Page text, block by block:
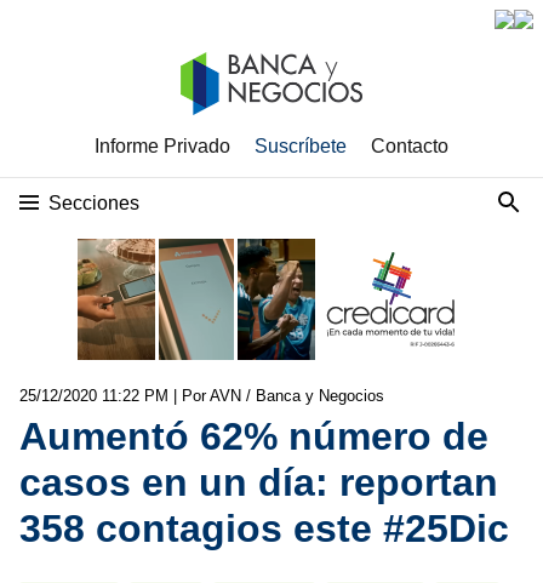
Informe Privado Suscríbete Contacto
Secciones
25/12/2020 11:22 PM | Por AVN / Banca y Negocios
Aumentó 62% número de
casos en un día: reportan
358 contagios este #25Dic